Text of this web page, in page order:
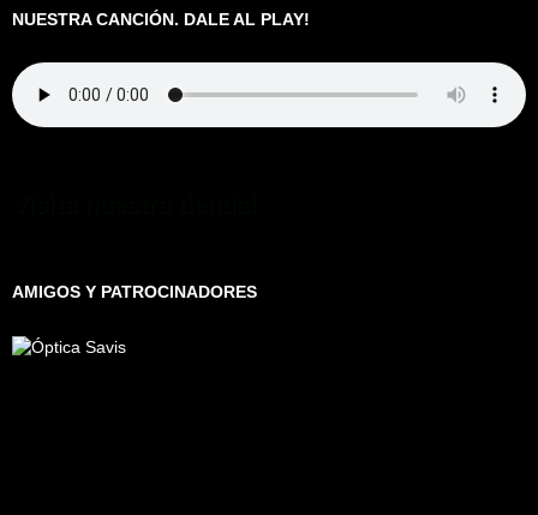
NUESTRA CANCIÓN. DALE AL PLAY!
AMIGOS Y PATROCINADORES